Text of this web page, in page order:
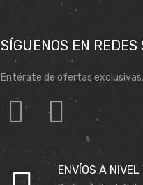
SÍGUENOS EN REDES
Entérate de ofertas
ENVÍOS A